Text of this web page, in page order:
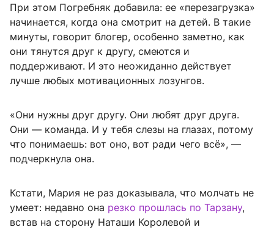
При этом Погребняк добавила: ее «перезагрузка»
начинается, когда она смотрит на детей. В такие
минуты, говорит блогер, особенно заметно, как
они тянутся друг к другу, смеются и
поддерживают. И это неожиданно действует
лучше любых мотивационных лозунгов.
«Они нужны друг другу. Они любят друг друга.
Они — команда. И у тебя слезы на глазах, потому
что понимаешь: вот оно, вот ради чего всё», —
подчеркнула она.
Кстати, Мария не раз доказывала, что молчать не
умеет: недавно она резко прошлась по Тарзану,
встав на сторону Наташи Королевой и